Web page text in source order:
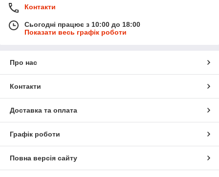
Контакти
Сьогодні працює з 10:00 до 18:00
Показати весь графік роботи
Про нас
Контакти
Доставка та оплата
Графік роботи
Повна версія сайту